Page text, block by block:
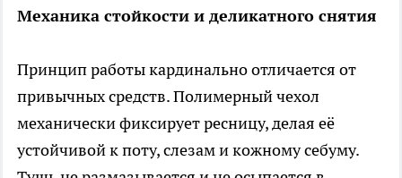
Механика стойкости и деликатного снятия
Принцип работы кардинально отличается от
привычных средств. Полимерный чехол
механически фиксирует ресницу, делая её
устойчивой к поту, слезам и кожному себуму.